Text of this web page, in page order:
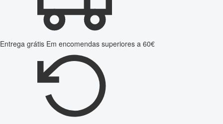
Entrega grátis Em encomendas superiores a 60€